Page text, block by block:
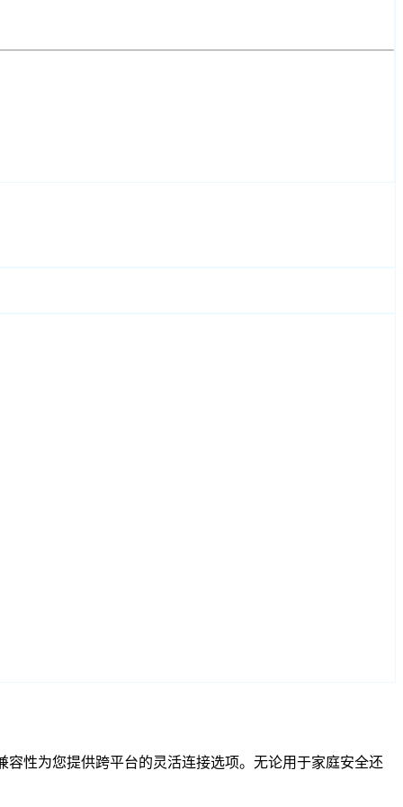
容性为您提供跨平台的灵活连接选项。无论用于家庭安全还